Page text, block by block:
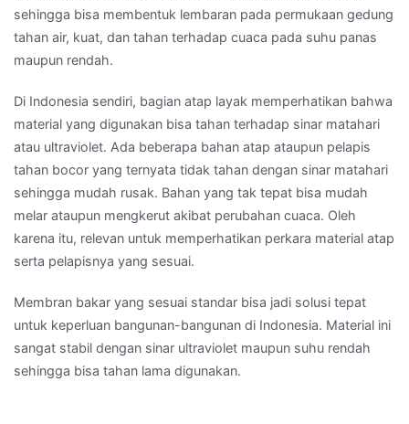
sehingga bisa membentuk lembaran pada permukaan gedung
tahan air, kuat, dan tahan terhadap cuaca pada suhu panas
maupun rendah.
Di Indonesia sendiri, bagian atap layak memperhatikan bahwa
material yang digunakan bisa tahan terhadap sinar matahari
atau ultraviolet. Ada beberapa bahan atap ataupun pelapis
tahan bocor yang ternyata tidak tahan dengan sinar matahari
sehingga mudah rusak. Bahan yang tak tepat bisa mudah
melar ataupun mengkerut akibat perubahan cuaca. Oleh
karena itu, relevan untuk memperhatikan perkara material atap
serta pelapisnya yang sesuai.
Membran bakar yang sesuai standar bisa jadi solusi tepat
untuk keperluan bangunan-bangunan di Indonesia. Material ini
sangat stabil dengan sinar ultraviolet maupun suhu rendah
sehingga bisa tahan lama digunakan.